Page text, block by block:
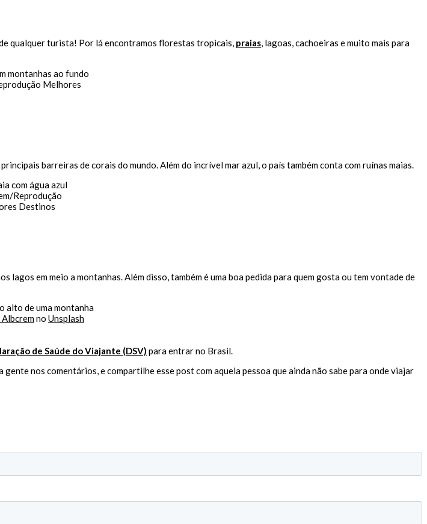
qualquer turista! Por lá encontramos florestas tropicais, praias , lagoas, cachoeiras e muito mais para
Melhores
barreiras de corais do mundo. Além do incrível mar azul, o país também conta com ruínas maias.
Reprodução
Destinos
em meio a montanhas. Além disso, também é uma boa pedida para quem gosta ou tem vontade de
Albcremno Unsplash
de Saúde do Viajante (DSV) para entrar no Brasil.
nos comentários, e compartilhe esse post com aquela pessoa que ainda não sabe para onde viajar